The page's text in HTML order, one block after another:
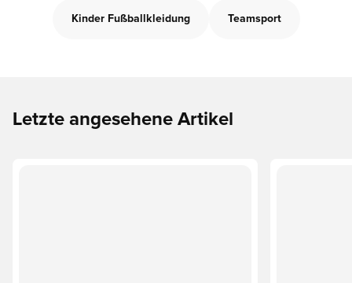
Kinder Fußballkleidung Teamsport
Letzte angesehene Artikel